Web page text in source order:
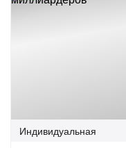
Индивидуальная